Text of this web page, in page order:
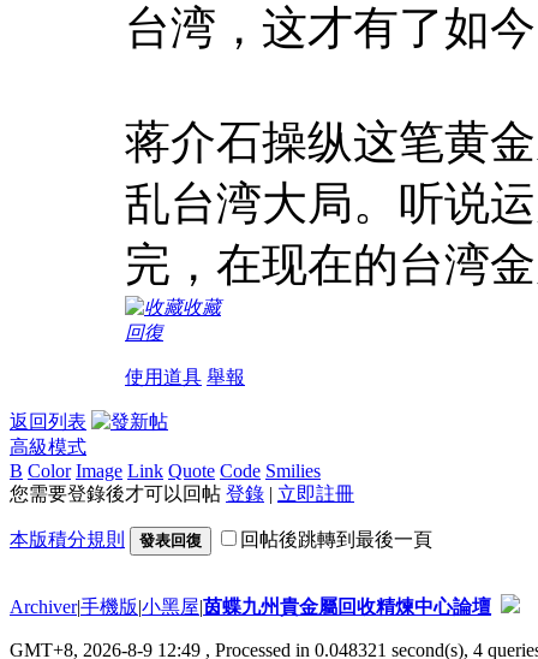
台湾，这才有了如
蒋介石操纵这笔黄
乱台湾大局。听说
完，在现在的台湾
收藏
回復
使用道具 舉報
返回列表
高級模式
B Color Image Link Quote Code Smilies
您需要登錄後才可以回帖 登錄 | 立即註冊
本版積分規則 發表回復 回帖後跳轉到最後一頁
Archiver|手機版|小黑屋|茵蝶九州貴金屬回收精煉中心論壇
GMT+8, 2026-8-9 12:49 , Processed in 0.048321 second(s), 4